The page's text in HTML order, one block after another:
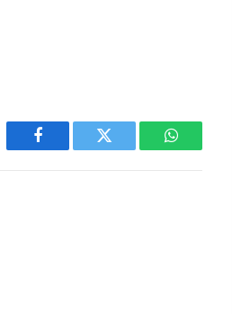
Facebook Twitter WhatsApp